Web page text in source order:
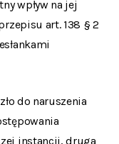
wpływ na jej
art. 138 § 2
do naruszenia
instancji, druga